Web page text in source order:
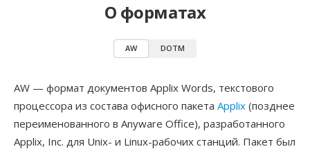
О форматах
AW DOTM
AW — формат документов Applix Words, текстового
процессора из состава офисного пакета Applix (позднее
переименованного в Anyware Office), разработанного
Applix, Inc. для Unix- и Linux-рабочих станций. Пакет был